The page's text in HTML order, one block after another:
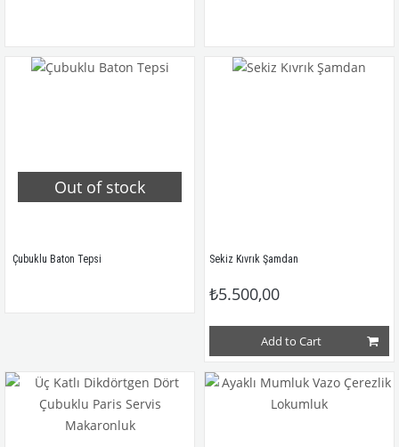
Out of stock
Çubuklu Baton Tepsi Sekiz Kıvrık Şamdan
₺5.500,00
Add to Cart